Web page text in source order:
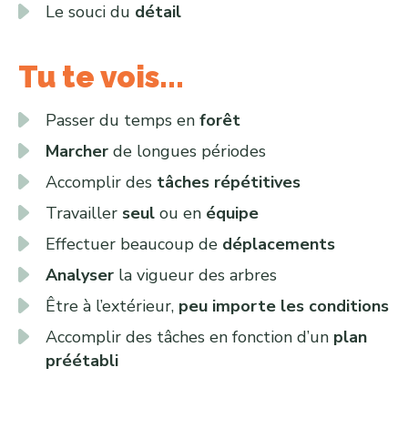
Le souci du détail
Tu te vois...
Passer du temps en forêt
Marcher de longues périodes
Accomplir des tâches répétitives
Travailler seul ou en équipe
Effectuer beaucoup de déplacements
Analyser la vigueur des arbres
Être à l’extérieur, peu importe les conditions
Accomplir des tâches en fonction d’un plan
préétabli